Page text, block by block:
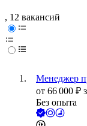
, 12 вакансий
Менеджер
от 66 000 ₽
Без опыта